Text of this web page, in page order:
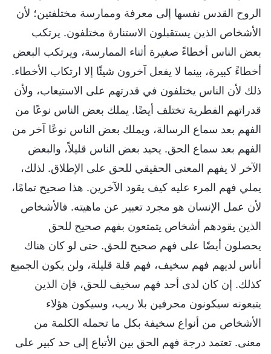
الروح القدس نفسها إلى معرفة وممارسة مختلفتين؛ لأن
الأشخاص الذين يستقبلون الاستنارة مختلفون. يرتكب
بعض الناس أخطاءً صغيرة أثناء الممارسة، ويرتكب البعض
أخطاءً كبيرة، بينما لا يفعل آخرون شيئًا إلا ارتكاب الأخطاء.
ذلك لأن الناس يختلفون في قدرتهم على الاستيعاب، ولأن
قدراتهم الفطرية تختلف أيضًا. يملك بعض الناس نوعًا من
الفهم بعد سماع الرسالة، ويملك بعض الناس نوعًا آخر من
الفهم بعد سماع الحق. يحيد بعض الناس قليلاً، والبعض
الآخر لا يفهم المعنى الحقيقي للحق على الإطلاق. لذلك،
يملي فهم المرء عليه كيف يقود الآخرين. هذا صحيح تمامًا،
لأن عمل الإنسان هو مجرد تعبير عن ماهيته. فالأشخاص
الذين يقودهم أشخاص يتمتعون بفهم صحيح للحق
يحصلون أيضًا على فهم صحيح للحق. حتى لو كان هناك
أناس لديهم فهم سخيف، فهم قلة قليلة، ولن يكون الجميع
كذلك. إن كان لدى أحد فهم سخيف للحق، فإن الذين
يتبعونه سيكونون محرفين بلا ريب، وسيكون هؤلاء
الأشخاص من أنواع سخيفة بكل ما تحمله الكلمة من
معنى. تعتمد درجة فهم الحق بين الأتباع إلى حد كبير على